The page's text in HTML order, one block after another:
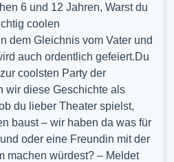
6 und 12 Jahren, Warst du
coolen
dem Gleichnis vom Vater und
auch ordentlich gefeiert.Du
coolsten Party der
wir diese Geschichte als
du lieber Theater spielst,
baust – wir haben da was für
oder eine Freundin mit der
machen würdest? – Meldet